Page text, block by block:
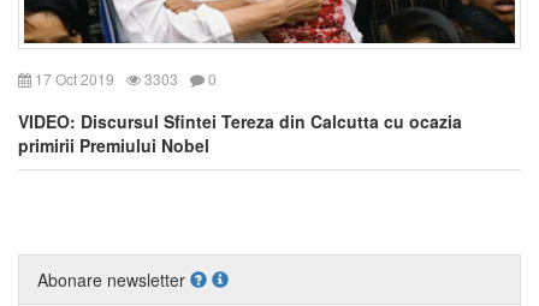
17 Oct 2019 3303 0
VIDEO: Discursul Sfintei Tereza din Calcutta cu ocazia
primirii Premiului Nobel
Abonare newsletter